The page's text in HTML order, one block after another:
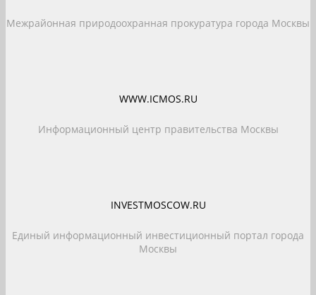
Межрайонная природоохранная прокуратура города Москвы
WWW.ICMOS.RU
Информационный центр правительства Москвы
INVESTMOSCOW.RU
Единый информационный инвестиционный портал города
Москвы